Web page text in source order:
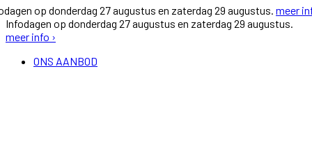
op donderdag 27 augustus en zaterdag 29 augustus. meer
Infodagen op donderdag 27 augustus en zaterdag 29 augustus.
meer info ›
ONS AANBOD